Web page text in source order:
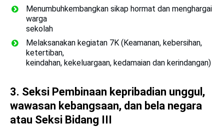
Menumbuhkembangkan sikap hormat dan menghargai
warga
sekolah
Melaksanakan kegiatan 7K (Keamanan, kebersihan,
ketertiban,
keindahan, kekeluargaan, kedamaian dan kerindangan)
3. Seksi Pembinaan kepribadian unggul,
wawasan kebangsaan, dan bela negara
atau Seksi Bidang III